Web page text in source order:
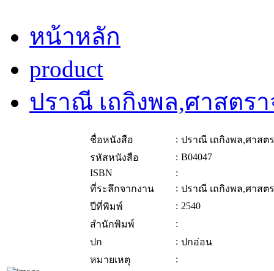
หน้าหลัก
product
ปราณี เถกิงพล,ศาสตร
ชื่อหนังสือ : ปราณี เถกิงพล,ศาสต
รหัสหนังสือ
: B04047
ISBN
:
ที่ระลึกจากงาน
: ปราณี เถกิงพล,ศาสต
ปีที่พิมพ์
: 2540
สำนักพิมพ์
:
ปก
: ปกอ่อน
หมายเหตุ
: